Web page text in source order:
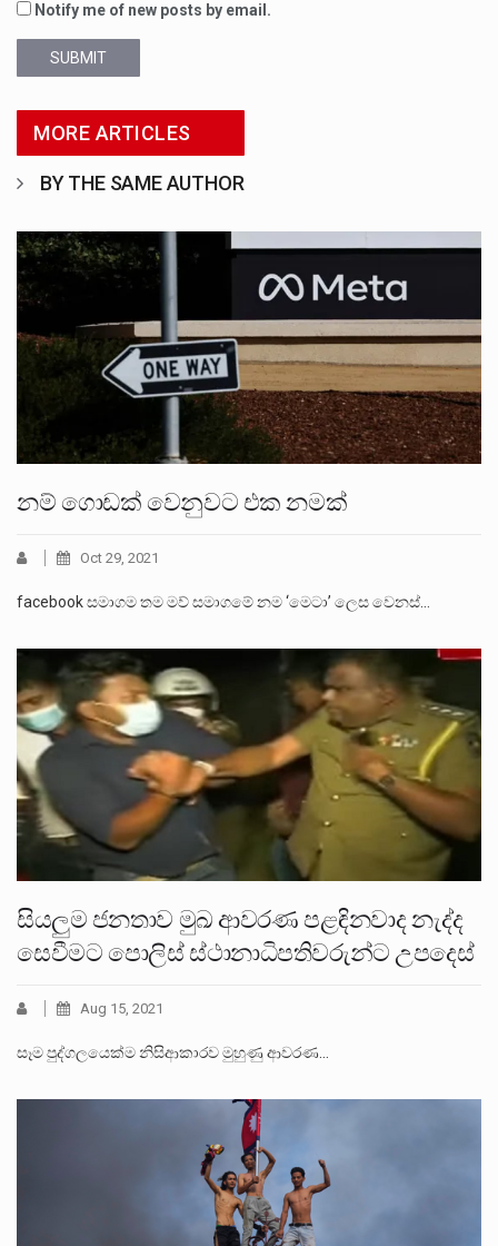
Notify me of new posts by email.
SUBMIT
MORE ARTICLES
BY THE SAME AUTHOR
නම් ගොඩක් වෙනුවට එක නමක්
Oct 29, 2021
facebook සමාගම තම මව් සමාගමේ නම ‘මෙටා’ ලෙස වෙනස්…
සියලුම ජනතාව මුඛ ආවරණ පළඳිනවාද නැද්ද
සෙවීමට පොලිස් ස්ථානාධිපතිවරුන්ට උපදෙස්
Aug 15, 2021
සෑම පුද්ගලයෙක්ම නිසිආකාරව මුහුණු ආවරණ…